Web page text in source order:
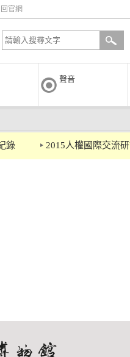
回官網
聲音
錄 2015人權國際交流